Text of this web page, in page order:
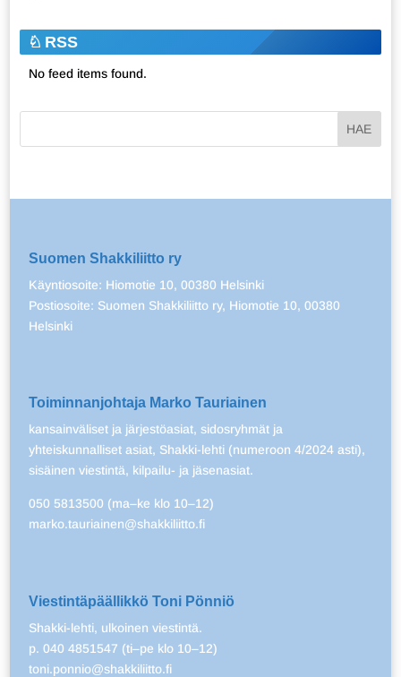
RSS
No feed items found.
Suomen Shakkiliitto ry
Käyntiosoite: Hiomotie 10, 00380 Helsinki
Postiosoite: Suomen Shakkiliitto ry, Hiomotie 10, 00380
Helsinki
Toiminnanjohtaja Marko Tauriainen
kansainväliset ja järjestöasiat, sidosryhmät ja
yhteiskunnalliset asiat, Shakki-lehti (numeroon 4/2024 asti),
sisäinen viestintä, kilpailu- ja jäsenasiat.
050 5813500 (ma–ke klo 10–12)
marko.tauriainen@shakkiliitto.fi
Viestintäpäällikkö Toni Pönniö
Shakki-lehti, ulkoinen viestintä.
p. 040 4851547 (ti–pe klo 10–12)
toni.ponnio@shakkiliitto.fi